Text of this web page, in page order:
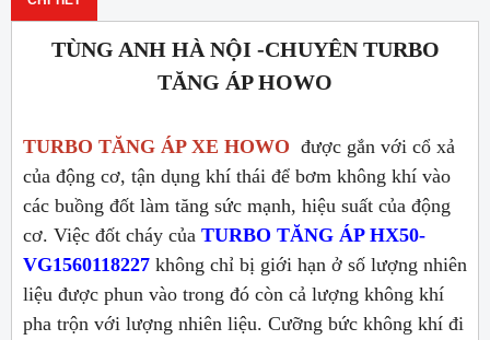
TÙNG ANH HÀ NỘI -CHUYÊN TURBO
TĂNG ÁP HOWO
TURBO TĂNG ÁP XE HOWO được gắn với cổ xả
của động cơ, tận dụng khí thái để bơm không khí vào
các buồng đốt làm tăng sức mạnh, hiệu suất của động
cơ. Việc đốt cháy của TURBO TĂNG ÁP HX50-
VG1560118227 không chỉ bị giới hạn ở số lượng nhiên
liệu được phun vào trong đó còn cả lượng không khí
pha trộn với lượng nhiên liệu. Cưỡng bức không khí đi